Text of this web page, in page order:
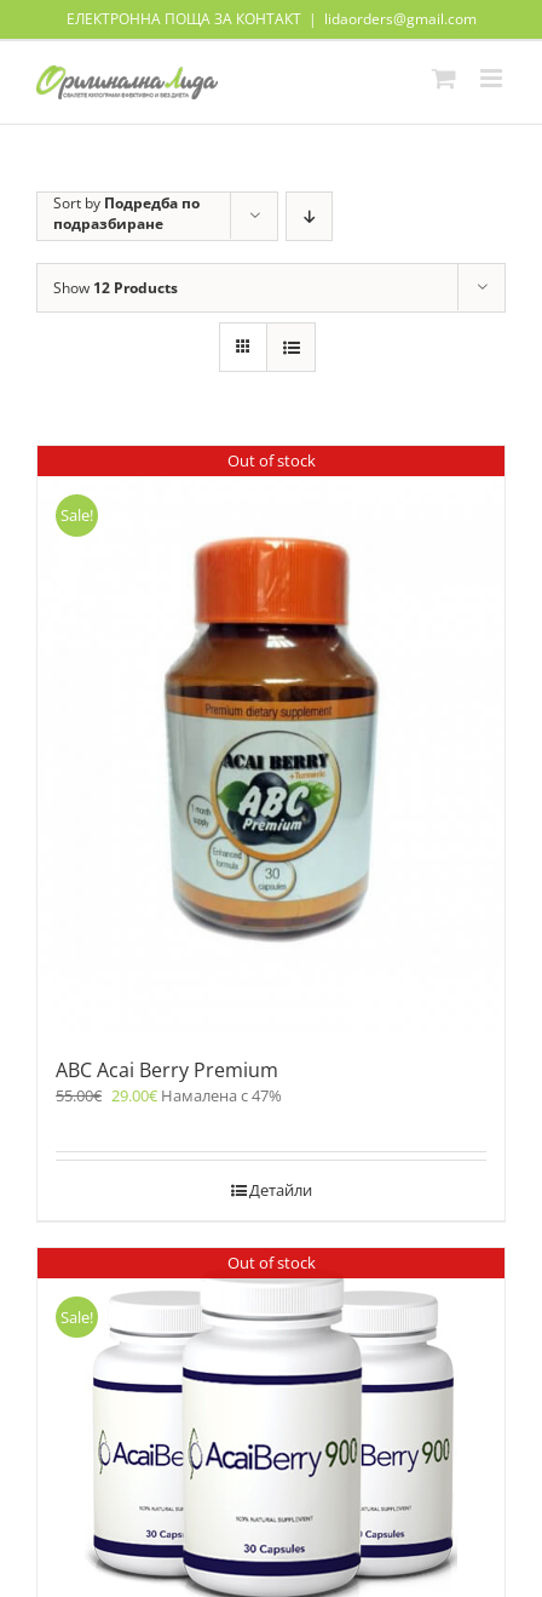
ЕЛЕКТРОННА ПОЩА ЗА КОНТАКТ | lidaorders@gmail.com
Sort by Подредба по
подразбиране
Show 12 Products
Out of stock
Sale!
ABC Acai Berry Premium
55.00€ 29.00€ Намалена с 47%
Детайли
Out of stock
Sale!